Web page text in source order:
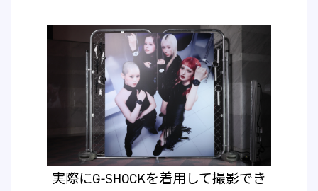
実際にG-SHOCKを着用して撮影でき